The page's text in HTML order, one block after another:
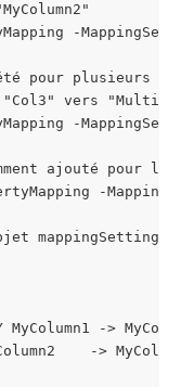
-
pour plusieurs
vers
-
ajouté pour
-
mappingSettings
->
->